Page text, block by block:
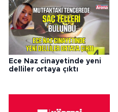
Ece Naz cinayetinde yeni
delliler ortaya çıktı